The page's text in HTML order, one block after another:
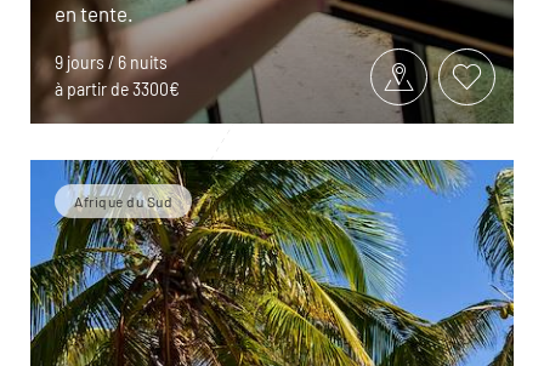
en tente.
9 jours / 6 nuits
à partir de 3300€
Afrique du Sud